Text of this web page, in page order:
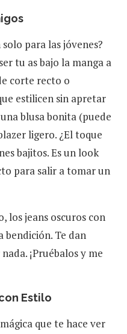
para las jóvenes?
tu as bajo la manga a
corte recto o
estilicen sin apretar
blusa bonita (puede
ligero. ¿El toque
bajitos. Es un look
para salir a tomar un
los jeans oscuros con
bendición. Te dan
¡Pruébalos y me
Estilo
que te hace ver